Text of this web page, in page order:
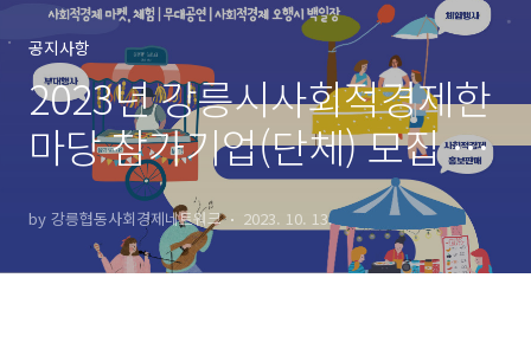
공지사항
2023년 강릉시사회적경제한
마당 참가기업(단체) 모집 결
과 공고
by 강릉협동사회경제네트워크 2023. 10. 13.